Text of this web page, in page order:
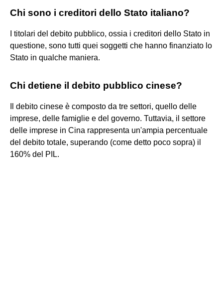
Chi sono i creditori dello Stato italiano?
I titolari del debito pubblico, ossia i creditori dello Stato in
questione, sono tutti quei soggetti che hanno finanziato lo
Stato in qualche maniera.
Chi detiene il debito pubblico cinese?
Il debito cinese è composto da tre settori, quello delle
imprese, delle famiglie e del governo. Tuttavia, il settore
delle imprese in Cina rappresenta un'ampia percentuale
del debito totale, superando (come detto poco sopra) il
160% del PIL.